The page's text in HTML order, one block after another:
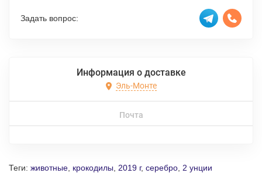
Задать вопрос:
Информация о доставке
Эль-Монте
Почта
Теги: животные крокодилы 2019 г, серебро 2 унции